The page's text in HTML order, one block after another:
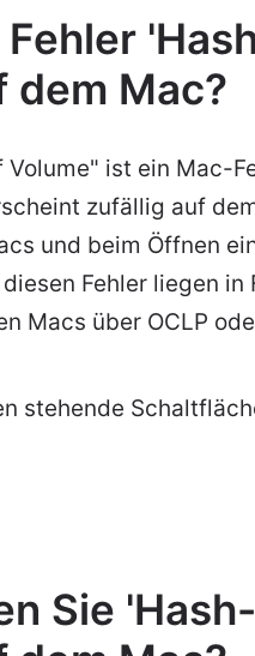
dem Mac?
ist ein Mac-
zufällig auf
und beim Öffnen
Fehler liegen
Macs über OCLP
stehende
Sie